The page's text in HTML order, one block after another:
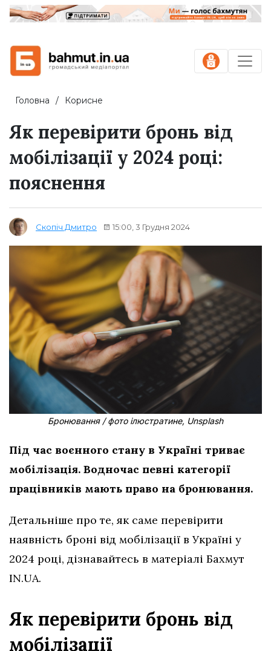
Головна Корисне
Як перевірити бронь від
мобілізації у 2024 році:
пояснення
Скопіч Дмитро 15:00, 3 Грудня 2024
Бронювання / фото ілюстратине, Unsplash
Під час воєнного стану в Україні триває
мобілізація. Водночас певні категорії
працівників мають право на бронювання.
Детальніше про те, як саме перевірити
наявність броні від мобілізації в Україні у
2024 році, дізнавайтесь в матеріалі Бахмут
IN.UA.
Як перевірити бронь від
мобілізації